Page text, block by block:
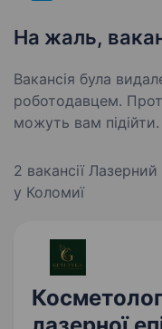
На жаль,
Вакансія була
роботодавцем.
можуть вам підійти.
2 вакансії Лазерний
у Коломиї